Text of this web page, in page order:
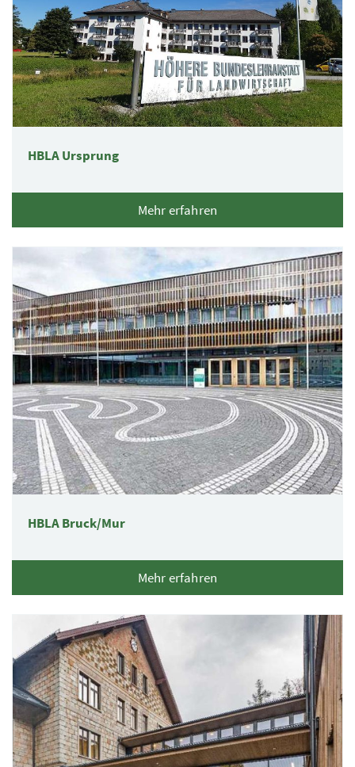
HBLA Ursprung
Mehr erfahren
HBLA Bruck/Mur
Mehr erfahren